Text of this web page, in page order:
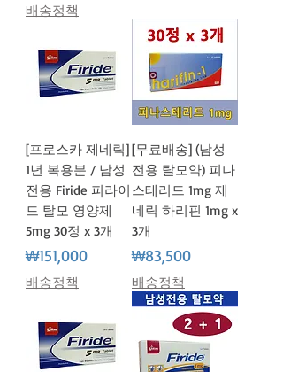
배송정책
[프로스카 제네릭]
1년 복용분 / 남성
전용 Firide 피라이
드 탈모 영양제
5mg 30정 x 3개
가격
₩151,000
배송정책
[무료배송] (남성
전용 탈모약) 피나
스테리드 1mg 제
네릭 하리핀 1mg x
3개
가격
₩83,500
배송정책